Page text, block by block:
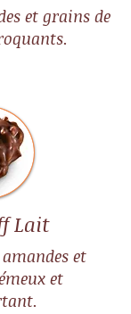
et grains de
Lait
et
et